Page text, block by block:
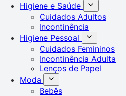
Higiene e Saúde
Cuidados Adultos
Incontinência
Higiene Pessoal
Cuidados Femininos
Incontinência Adulta
Lenços de Papel
Moda
Bebês